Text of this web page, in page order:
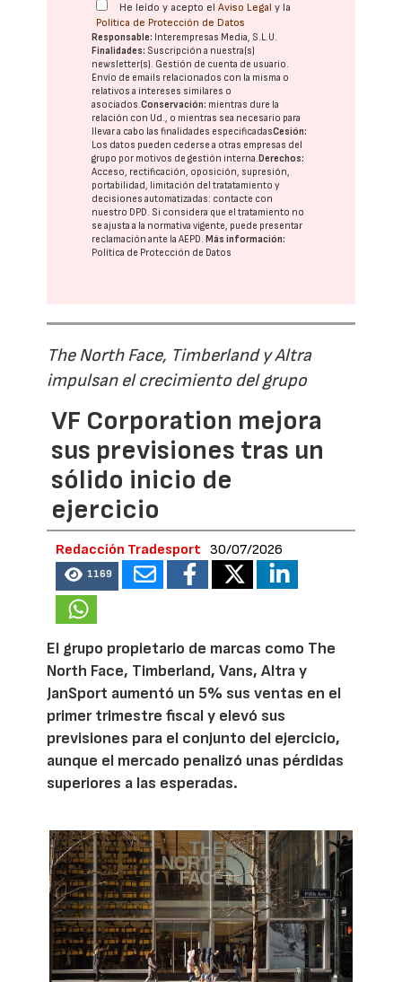
He leído y acepto elAviso Legal y la
Política de Protección de Datos
Responsable: Interempresas Media, S.L.U.
Finalidades: Suscripción a nuestra(s)
newsletter(s). Gestión de cuenta de usuario.
Envío de emails relacionados con la misma o
relativos a intereses similares o
asociados.Conservación: mientras dure la
relación con Ud., o mientras sea necesario para
llevar a cabo las finalidades especificadasCesión:
Los datos pueden cederse a otras empresas del
grupo por motivos de gestión interna. Derechos:
Acceso, rectificación, oposición, supresión,
portabilidad, limitación del tratatamiento y
decisiones automatizadas: contacte con
nuestro DPD. Si considera que el tratamiento no
se ajusta a la normativa vigente, puede presentar
reclamación ante laAEPD. Más información:
Política de Protección de Datos
The North Face, Timberland y Altra
impulsan el crecimiento del grupo
VF Corporation mejora
sus previsiones tras un
sólido inicio de
ejercicio
Redacción Tradesport 30/07/2026
1169
El grupo propietario de marcas como The
North Face, Timberland, Vans, Altra y
JanSport aumentó un 5% sus ventas en el
primer trimestre fiscal y elevó sus
previsiones para el conjunto del ejercicio,
aunque el mercado penalizó unas pérdidas
superiores a las esperadas.